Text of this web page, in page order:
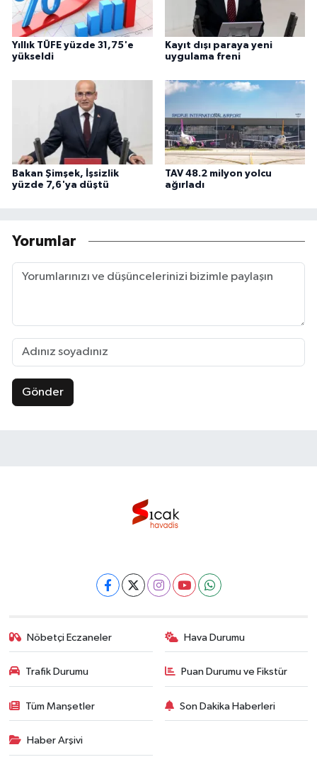
Yıllık TÜFE yüzde 31,75'e
yükseldi
Kayıt dışı paraya yeni
uygulama freni
Bakan Şimşek, İşsizlik
yüzde 7,6'ya düştü
TAV 48.2 milyon yolcu
ağırladı
Yorumlar
Gönder
Nöbetçi Eczaneler Hava Durumu
Trafik Durumu Puan Durumu ve Fikstür
Tüm Manşetler Son Dakika Haberleri
Haber Arşivi